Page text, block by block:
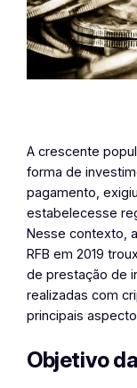
A crescente
forma de
pagamento,
estabelecesse
Nesse contexto,
RFB em 2019
de prestação de
realizadas com
principais
Objetivo